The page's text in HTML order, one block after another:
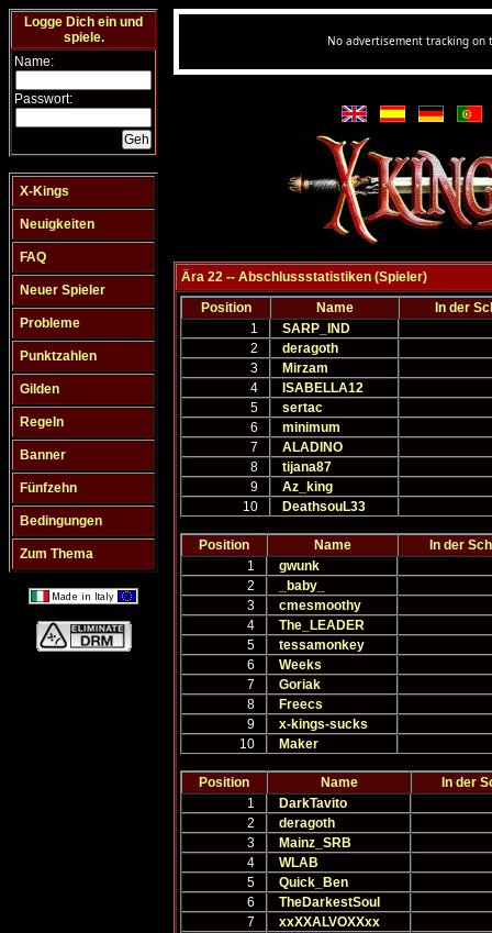
Logge Dich ein und
spiele.
Name:
Passwort:
X-Kings
Neuigkeiten
FAQ
Neuer Spieler
Probleme
Punktzahlen
Gilden
Regeln
Banner
Fünfzehn
Bedingungen
Zum Thema
Ära 22 -- Abschlussstatistiken (Spieler)
Position
Name
In der
1
SARP_IND
2
deragoth
3
Mirzam
4
ISABELLA12
5
sertac
6
minimum
7
ALADINO
8
tijana87
9
Az_king
10
DeathsouL33
Position Name
In der
1
gwunk
2
_baby_
3
cmesmoothy
4
The_LEADER
5
tessamonkey
6
Weeks
7
Goriak
8
Freecs
9
x-kings-sucks
10
Maker
Position Name
In der
1
DarkTavito
2
deragoth
3
Mainz_SRB
4
WLAB
5
Quick_Ben
6
TheDarkestSoul
7
xxXXALVOXXxx